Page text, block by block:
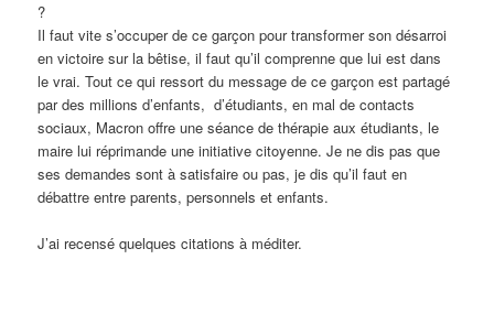
Il faut vite s’occuper de ce garçon pour transformer son désarroi
en victoire sur la bêtise, il faut qu’il comprenne que lui est dans
le vrai. Tout ce qui ressort du message de ce garçon est partagé
par des millions d’enfants, d’étudiants, en mal de contacts
sociaux, Macron offre une séance de thérapie aux étudiants, le
maire lui réprimande une initiative citoyenne. Je ne dis pas que
ses demandes sont à satisfaire ou pas, je dis qu’il faut en
débattre entre parents, personnels et enfants.
J’ai recensé quelques citations à méditer.